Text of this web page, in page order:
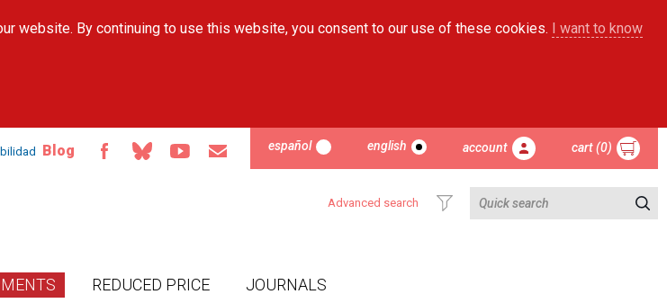
main
website. By continuing to use this website, you consent to our use of these cookies. I want to know
Blog español english account cart (0)
Advanced search
REDUCED PRICE JOURNALS